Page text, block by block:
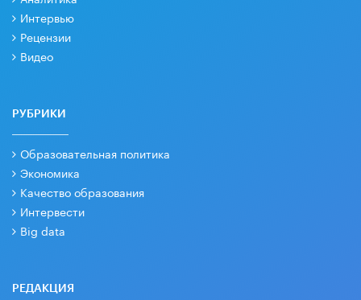
Интервью
Рецензии
Видео
РУБРИКИ
Образовательная политика
Экономика
Качество образования
Интервести
Big data
РЕДАКЦИЯ